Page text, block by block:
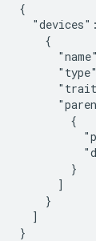
{
    {
        {
        }
      ]
    }
  ]
}